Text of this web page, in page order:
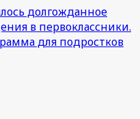
долгожданное
в первоклассники.
для подростков